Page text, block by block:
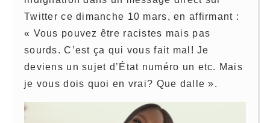
Twitter ce dimanche 10 mars, en affirmant :
« Vous pouvez être racistes mais pas
sourds. C’est ça qui vous fait mal! Je
deviens un sujet d’État numéro un etc. Mais
je vous dois quoi en vrai? Que dalle ».